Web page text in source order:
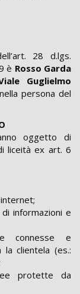
28 d.lgs.
è Rosso Garda
Guglielmo
nella persona del
oggetto di
liceità ex art. 6
informazioni e
connesse e
clientela (es.:
protette da